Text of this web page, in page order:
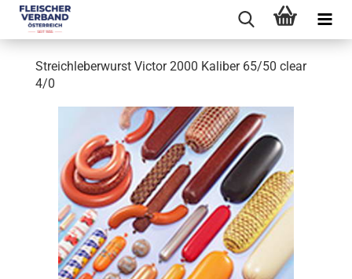
Streichleberwurst Victor 2000 Kaliber 65/50 clear
4/0